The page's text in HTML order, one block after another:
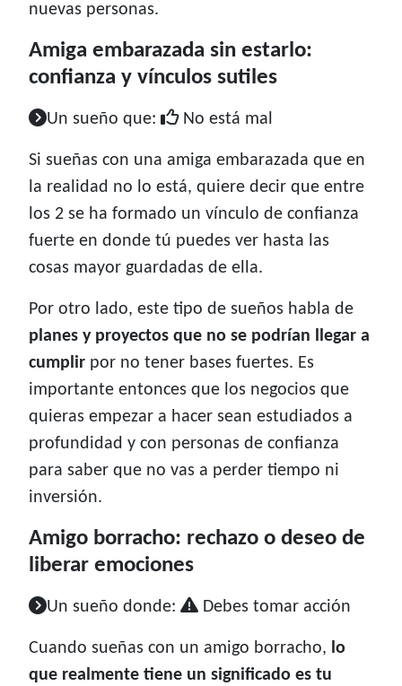
nuevas personas.
Amiga embarazada sin estarlo:
confianza y vínculos sutiles
Un sueño que: No está mal
Si sueñas con una amiga embarazada que en
la realidad no lo está, quiere decir que entre
los 2 se ha formado un vínculo de confianza
fuerte en donde tú puedes ver hasta las
cosas mayor guardadas de ella.
Por otro lado, este tipo de sueños habla de
planes y proyectos que no se podrían llegar a
cumplir por no tener bases fuertes. Es
importante entonces que los negocios que
quieras empezar a hacer sean estudiados a
profundidad y con personas de confianza
para saber que no vas a perder tiempo ni
inversión.
Amigo borracho: rechazo o deseo de
liberar emociones
Un sueño donde: Debes tomar acción
Cuando sueñas con un amigo borracho, lo
que realmente tiene un significado es tu